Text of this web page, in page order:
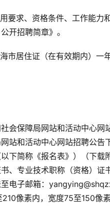
要求、资格条件、工作能
开招聘简章》。
市居住证（在有效期内）一
会保障局网站和活动中心
站和活动中心网站招聘公
下简称《报名表》）（下
书、专业技术职称（资格）
电子邮箱：
像素内，宽度75至150像